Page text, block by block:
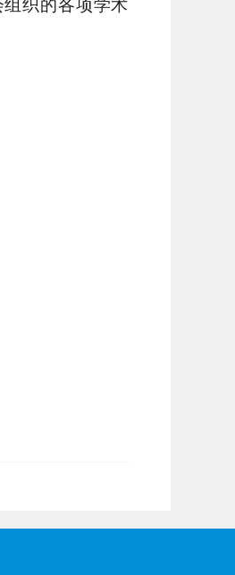
织的各项学术